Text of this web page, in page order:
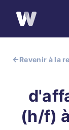
Revenir à la
(h/f)